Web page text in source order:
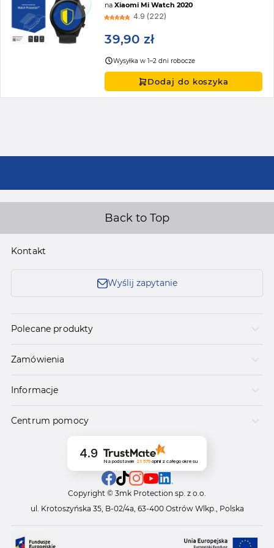
naXiaomi Mi Watch 2020
4.9 (222)
39,90 zł
Wysyłka w 1–2 dni robocze
Dodaj do koszyka
Back to Top
Kontakt
Wyślij zapytanie
Polecane produkty
Zamówienia
Informacje
Centrum pomocy
4.9
Na podstawie 21 579opinii z całego okresu
Copyright © 3mk Protection sp. z o.o.
ul. Krotoszyńska 35, B-02/4a, 63-400 Ostrów Wlkp., Polska